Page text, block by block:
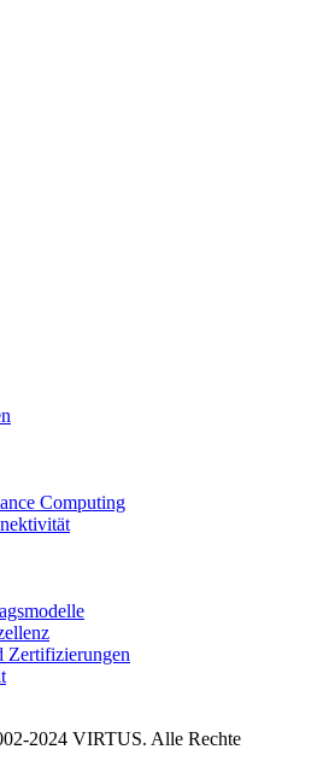
Computing
Zertifizierungen
2024 VIRTUS. Alle Rechte